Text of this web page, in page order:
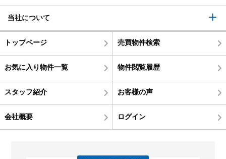
当社について
トップページ 売買物件検索
お気に入り物件一覧 物件閲覧履歴
スタッフ紹介 お客様の声
会社概要 ログイン